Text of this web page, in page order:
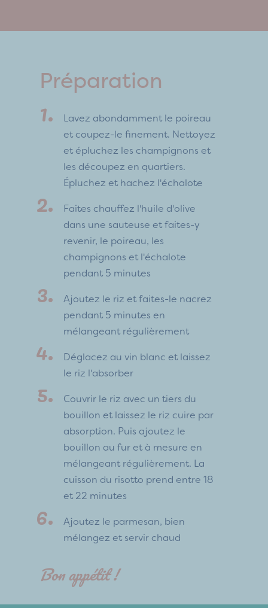
Préparation
Lavez abondamment le poireau
et coupez-le finement. Nettoyez
et épluchez les champignons et
les découpez en quartiers.
Épluchez et hachez l'échalote
Faites chauffez l'huile d'olive
dans une sauteuse et faites-y
revenir, le poireau, les
champignons et l'échalote
pendant 5 minutes
Ajoutez le riz et faites-le nacrez
pendant 5 minutes en
mélangeant régulièrement
Déglacez au vin blanc et laissez
le riz l'absorber
Couvrir le riz avec un tiers du
bouillon et laissez le riz cuire par
absorption. Puis ajoutez le
bouillon au fur et à mesure en
mélangeant régulièrement. La
cuisson du risotto prend entre 18
et 22 minutes
Ajoutez le parmesan, bien
mélangez et servir chaud
Bon appétit !